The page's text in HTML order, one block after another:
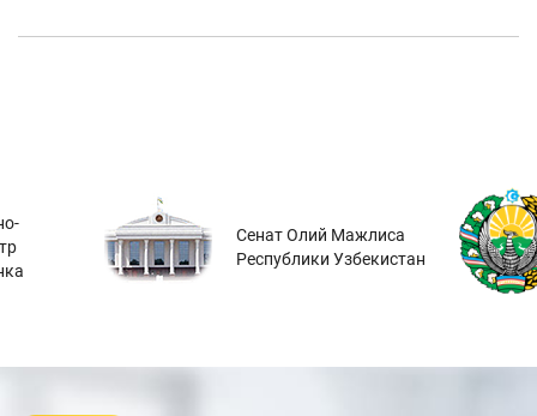
Сенат Олий Мажлиса
Республики Узбекистан